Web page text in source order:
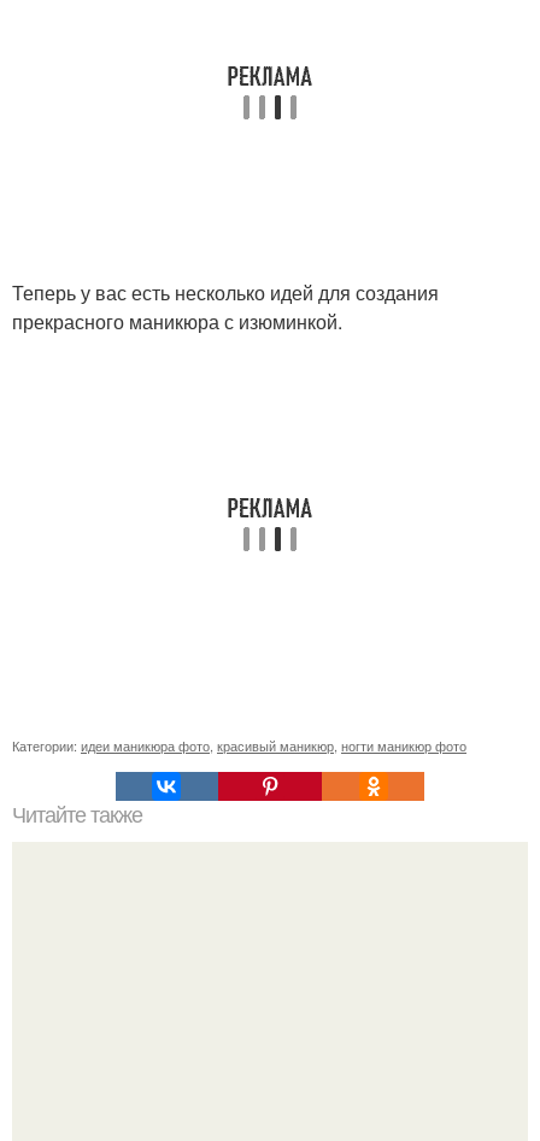
Теперь у вас есть несколько идей для создания
прекрасного маникюра с изюминкой.
Категории: идеи маникюра фото красивый маникюр ногти маникюр фото
Читайте также